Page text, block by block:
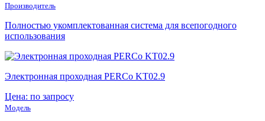
Производитель
Полностью укомплектованная система для всепогодного
использования
Электронная проходная PERCo KT02.9
Цена: по запросу
Модель